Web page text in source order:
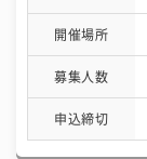
開催場所
募集人数
申込締切